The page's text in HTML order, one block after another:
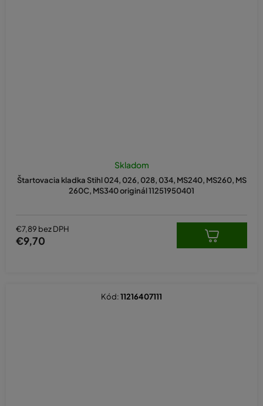
Štartovacia kladka Stihl 024, 026, 028, 034, MS240, MS260, MS
260C, MS340 originál 11251950401
Skladom
€7,89 bez DPH
€9,70
Kód:11216407111